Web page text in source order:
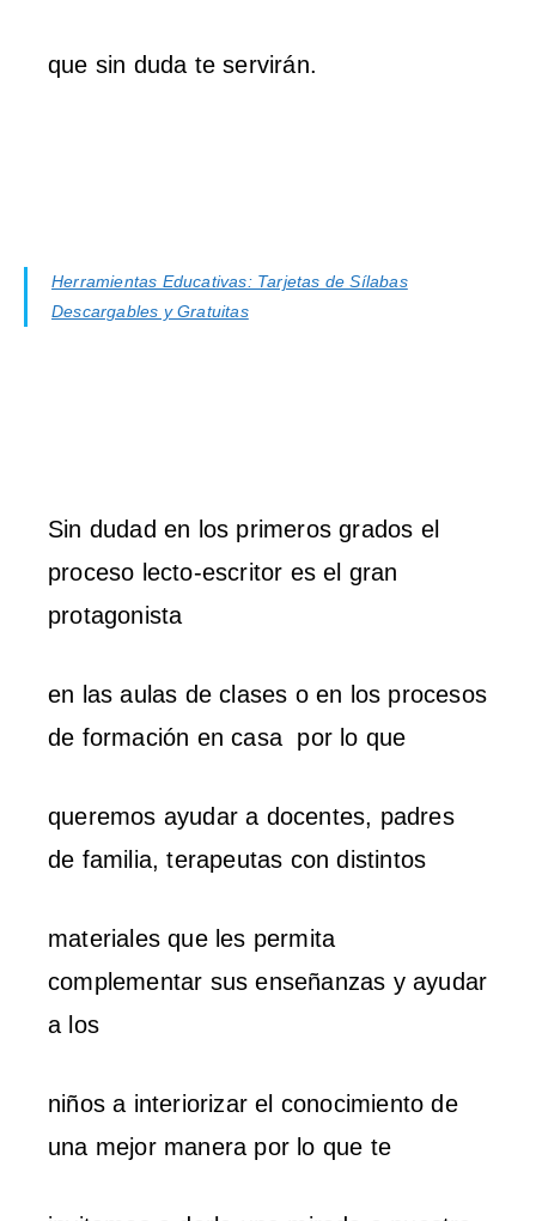
que sin duda te servirán.
Herramientas Educativas: Tarjetas de Sílabas
Descargables y Gratuitas
Sin dudad en los primeros grados el
proceso lecto-escritor es el gran
protagonista
en las aulas de clases o en los procesos
de formación en casa por lo que
queremos ayudar a docentes, padres
de familia, terapeutas con distintos
materiales que les permita
complementar sus enseñanzas y ayudar
a los
niños a interiorizar el conocimiento de
una mejor manera por lo que te